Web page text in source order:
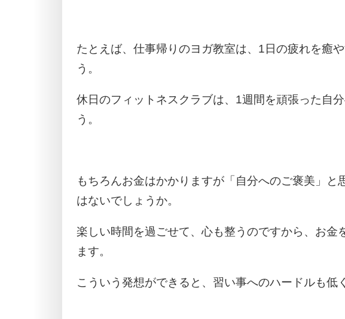
たとえば、仕事帰りのヨガ教室は、1日の疲れを癒
う。
休日のフィットネスクラブは、1週間を頑張った自
う。
もちろんお金はかかりますが「自分へのご褒美」と
はないでしょうか。
楽しい時間を過ごせて、心も整うのですから、お金
ます。
こういう発想ができると、習い事へのハードルも低